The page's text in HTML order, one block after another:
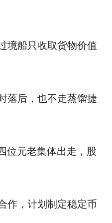
境船只收取货物价值
落后，也不走蒸馏捷
位元老集体出走，股
作，计划制定稳定币